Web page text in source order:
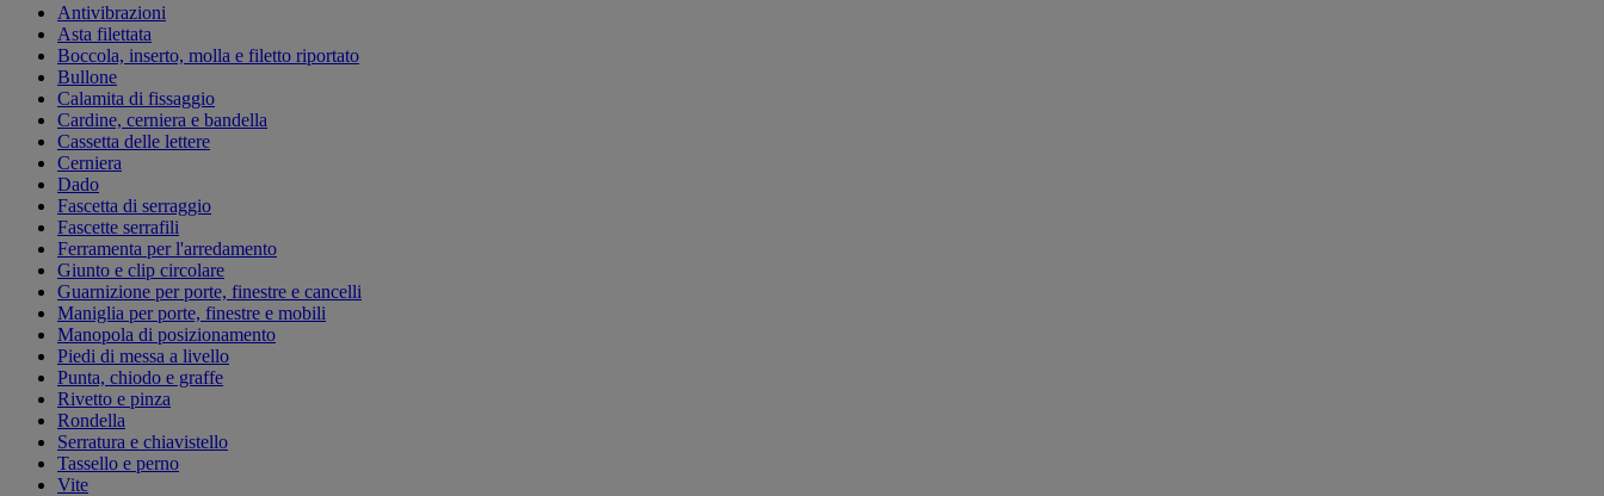
Antivibrazioni
Asta filettata
Boccola, inserto, molla e filetto riportato
Bullone
Calamita di fissaggio
Cardine, cerniera e bandella
Cassetta delle lettere
Cerniera
Dado
Fascetta di serraggio
Fascette serrafili
Ferramenta per l'arredamento
Giunto e clip circolare
Guarnizione per porte, finestre e cancelli
Maniglia per porte, finestre e mobili
Manopola di posizionamento
Piedi di messa a livello
Punta, chiodo e graffe
Rivetto e pinza
Rondella
Serratura e chiavistello
Tassello e perno
Vite